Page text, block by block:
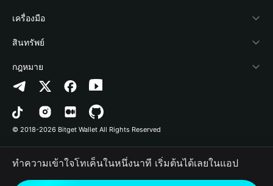
ข่าวสารด้านคริปโต
ศูนย์ช่วยเหลือ
ติดต่อเรา
ทรัพยากรข้อมูลของแบรนด์
อาชีพ
Payfi Crypto
Crypto Swap API
Altcoin Season Index
Prediction Markets
DApp
RWA
เชื่อมต่อ Wallet
Bitget Wallet Pay
ลิสต์โปรเจกต์
Protection Fund
เทคโนโลยีความปลอดภัย
เครื่องมือ
ซื้อคริปโต
การตรวจจับการอนุญาต
การตรวจจับสัญญา
การโอนเป็นชุด
สินทรัพย์
Arbitrum
Avalanche
Bitcoin
Polygon
กฎหมาย
นโยบายความเป็นส่วนตัว
ข้อตกลงในการใช้บริการ
© 2018-2026 Bitget Wallet All Rights Reserved
ทำความเข้าใจโทเค็นในหนึ่งนาที เริ่มต้นได้เลยในแอป